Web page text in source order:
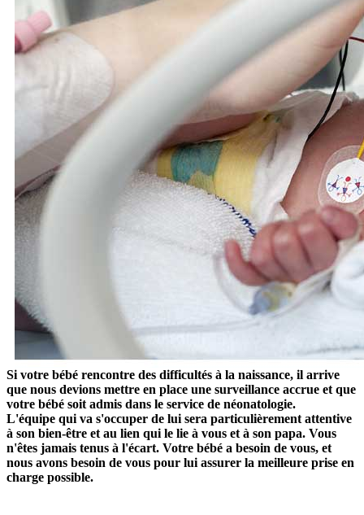
Si votre bébé rencontre des difficultés à la naissance, il arrive
que nous devions mettre en place une surveillance accrue et que
votre bébé soit admis dans le service de néonatologie.
L'équipe qui va s'occuper de lui sera particulièrement attentive
à son bien-être et au lien qui le lie à vous et à son papa. Vous
n'êtes jamais tenus à l'écart. Votre bébé a besoin de vous, et
nous avons besoin de vous pour lui assurer la meilleure prise en
charge possible.